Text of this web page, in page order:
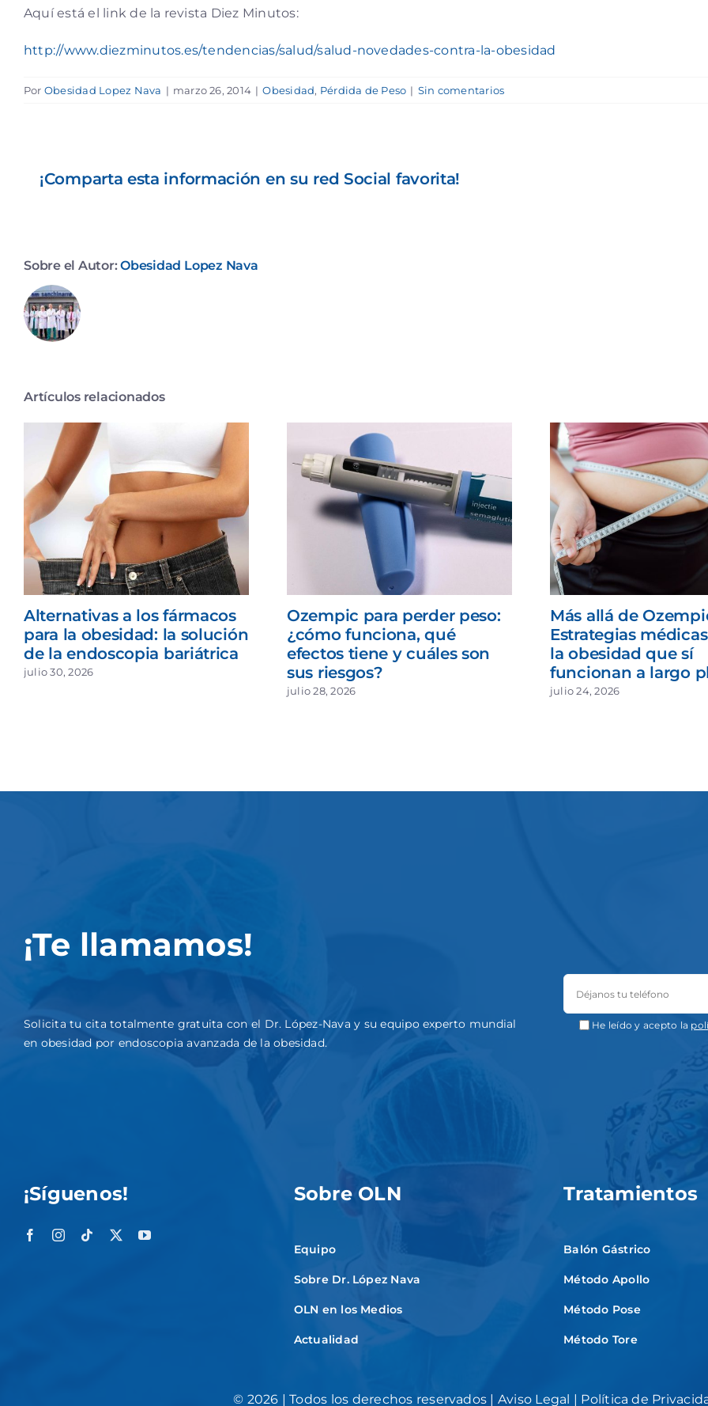
Aquí está el link de la revista Diez Minutos:
http://www.diezminutos.es/tendencias/salud/salud-novedades-contra-la-obesidad
Por Obesidad Lopez Nava | marzo 26, 2014 | Obesidad, Pérdida de Peso | Sin comentarios
¡Comparta esta información en su red Social favorita!
Sobre el Autor:Obesidad Lopez Nava
Artículos relacionados
Alternativas a los fármacos
para la obesidad: la solución
de la endoscopia bariátrica
julio 30, 2026
Ozempic para perder peso:
¿cómo funciona, qué
efectos tiene y cuáles son
sus riesgos?
julio 28, 2026
Más allá de
Estrategias
la obesidad que sí
funcionan a largo
julio 24, 2026
¡Te llamamos!
Solicita tu cita totalmente gratuita con el Dr. López-Nava y su equipo experto mundial
en obesidad por endoscopia avanzada de la obesidad.
He leído y acepto la
¡Síguenos! Sobre OLN
Equipo
Sobre Dr. López Nava
OLN en los Medios
Actualidad
Tratamientos
Balón Gástrico
Método Apollo
Método Pose
Método Tore
© 2026 | Todos los derechos reservados | Aviso Legal | Política de